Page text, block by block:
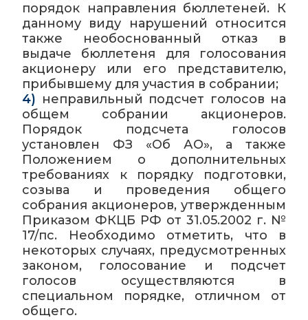
порядок направления бюллетеней. К
данному виду нарушений относится
также необоснованный отказ в
выдаче бюллетеня для голосования
акционеру или его представителю,
прибывшему для участия в собрании;
4) неправильный подсчет голосов на
общем собрании акционеров.
Порядок подсчета голосов
установлен ФЗ «Об АО», а также
Положением о дополнительных
требованиях к порядку подготовки,
созыва и проведения общего
собрания акционеров, утвержденным
Приказом ФКЦБ РФ от 31.05.2002 г. №
17/пс. Необходимо отметить, что в
некоторых случаях, предусмотренных
законом, голосование и подсчет
голосов осуществляются в
специальном порядке, отличном от
общего.